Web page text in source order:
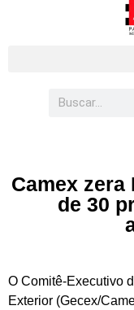
Camex
de 30
O Comitê-Executivo
Exterior (Gecex/